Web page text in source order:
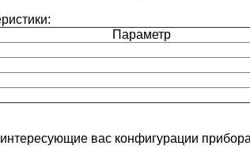
Параметр
вас конфигурации